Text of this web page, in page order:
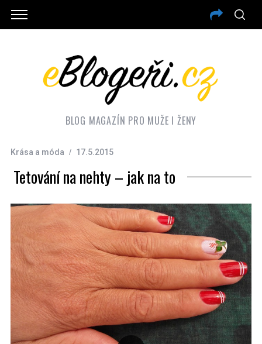
BLOG MAGAZÍN PRO MUŽE I ŽENY
Krása a móda 17.5.2015
Tetování na nehty – jak na to